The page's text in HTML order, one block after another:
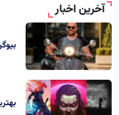
آخرین اخبار